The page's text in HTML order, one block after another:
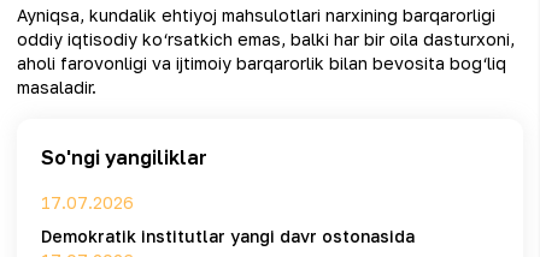
Ayniqsa, kundalik ehtiyoj mahsulotlari narxining barqarorligi
oddiy iqtisodiy ko‘rsatkich emas, balki har bir oila dasturxoni,
aholi farovonligi va ijtimoiy barqarorlik bilan bevosita bog‘liq
masaladir.
So'ngi yangiliklar
17.07.2026
Demokratik institutlar yangi davr ostonasida